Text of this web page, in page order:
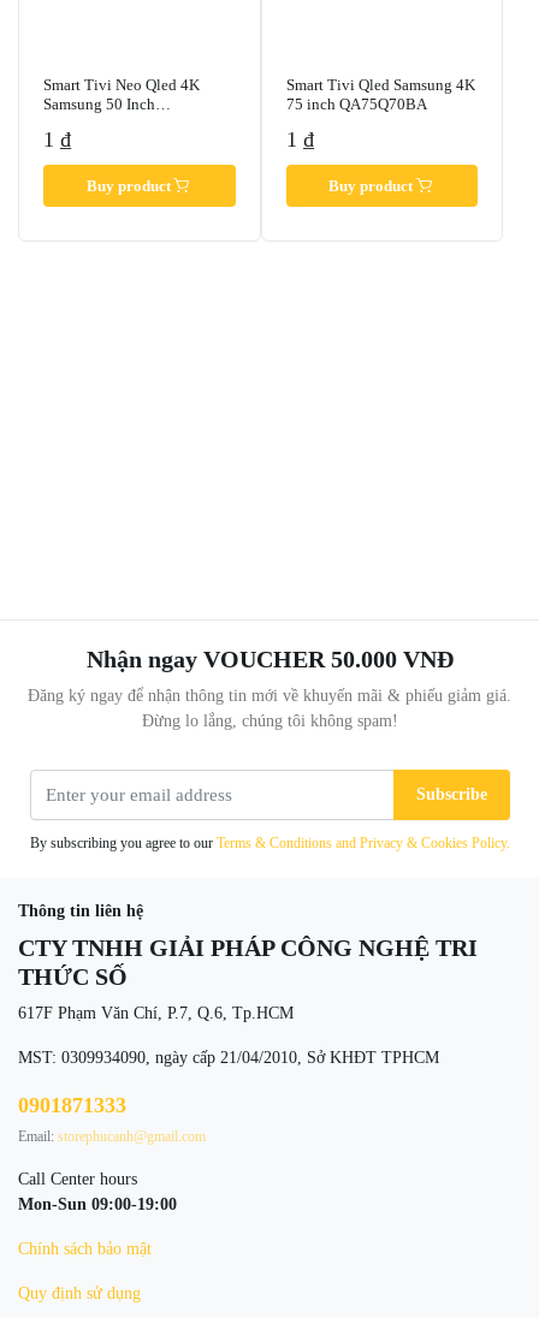
Smart Tivi Neo Qled 4K
Samsung 50 Inch
1 ₫
Buy product
Smart Tivi Qled Samsung 4K
75 inch QA75Q70BA
1 ₫
Buy product
Nhận ngay VOUCHER 50.000 VNĐ
Đăng ký ngay để nhận thông tin mới về khuyến mãi & phiếu giảm giá.
Đừng lo lắng, chúng tôi không spam!
Subscribe
By subscribing you agree to our Terms & Conditions and Privacy & Cookies Policy.
Thông tin liên hệ
CTY TNHH GIẢI PHÁP CÔNG NGHỆ TRI
THỨC SỐ
617F Phạm Văn Chí, P.7, Q.6, Tp.HCM
MST: 0309934090, ngày cấp 21/04/2010, Sở KHĐT TPHCM
0901871333
Email: storephucanh@gmail.com
Call Center hours
Mon-Sun 09:00-19:00
Chính sách bảo mật
Quy định sử dụng